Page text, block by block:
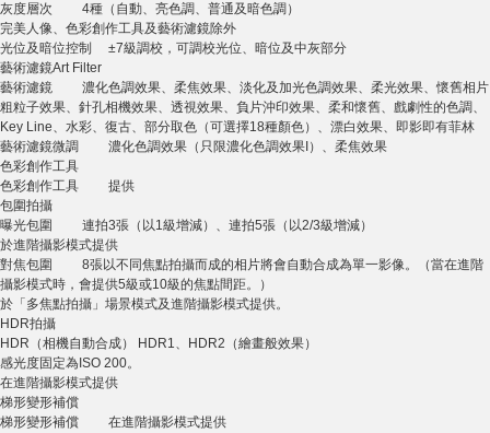
灰度層次 4種（自動、亮色調、普通及暗色調）
完美人像、色彩創作工具及藝術濾鏡除外
光位及暗位控制 ±7級調校，可調校光位、暗位及中灰部分
藝術濾鏡Art Filter
藝術濾鏡 濃化色調效果、柔焦效果、淡化及加光色調效果、柔光效果、懷舊相片
粗粒子效果、針孔相機效果、透視效果、負片沖印效果、柔和懷舊、戲劇性的色調、
Key Line、水彩、復古、部分取色（可選擇18種顏色）、漂白效果、即影即有菲林
藝術濾鏡微調 濃化色調效果（只限濃化色調效果I）、柔焦效果
色彩創作工具
色彩創作工具 提供
包圍拍攝
曝光包圍 連拍3張（以1級增減）、連拍5張（以2/3級增減）
於進階攝影模式提供
對焦包圍 8張以不同焦點拍攝而成的相片將會自動合成為單一影像。（當在進階
攝影模式時，會提供5級或10級的焦點間距。）
於「多焦點拍攝」場景模式及進階攝影模式提供。
HDR拍攝
HDR（相機自動合成） HDR1、HDR2（繪畫般效果）
感光度固定為ISO 200。
在進階攝影模式提供
梯形變形補償
梯形變形補償 在進階攝影模式提供